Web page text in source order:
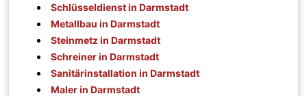
Schlüsseldienst in Darmstadt
Metallbau in Darmstadt
Steinmetz in Darmstadt
Schreiner in Darmstadt
Sanitärinstallation in Darmstadt
Maler in Darmstadt